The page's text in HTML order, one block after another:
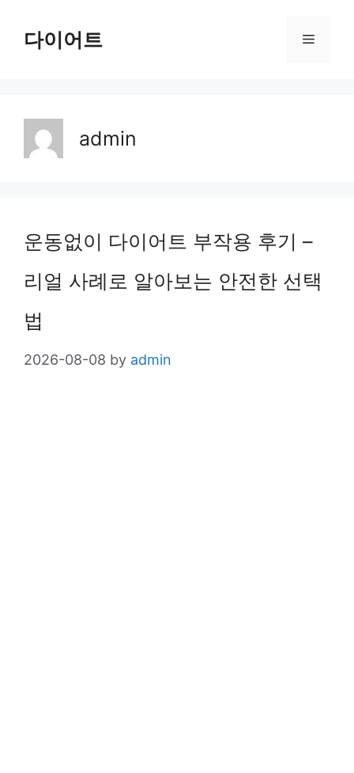
다이어트 Menu
admin
운동없이 다이어트 부작용 후기 –
리얼 사례로 알아보는 안전한 선택
법
2026-08-08 by admin